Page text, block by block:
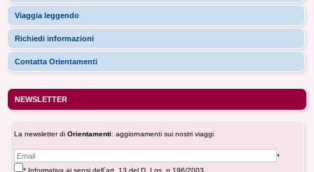
Viaggia leggendo
Richiedi informazioni
Contatta Orientamenti
NEWSLETTER
La newsletter di Orientamenti: aggiornamenti sui nostri viaggi
*
* Informativa ai sensi dell´art. 13 del D. Lgs. n.196/2003